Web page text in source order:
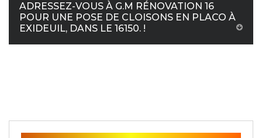
ADRESSEZ-VOUS À G.M RÉNOVATION 16
POUR UNE POSE DE CLOISONS EN PLACO À
EXIDEUIL, DANS LE 16150. !